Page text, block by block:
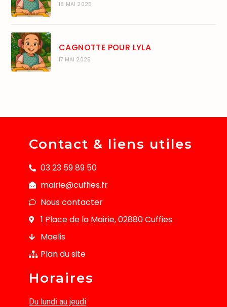
18 MAI 2025
CAGNOTTE POUR LYLA
17 MAI 2025
Contact & liens utiles
03 23 59 89 50
mairie@cuffies.fr
Nous contacter
1 Place de la Mairie, 02880 Cuffies
Maelis
Plan du site
Horaires
Du lundi au jeudi